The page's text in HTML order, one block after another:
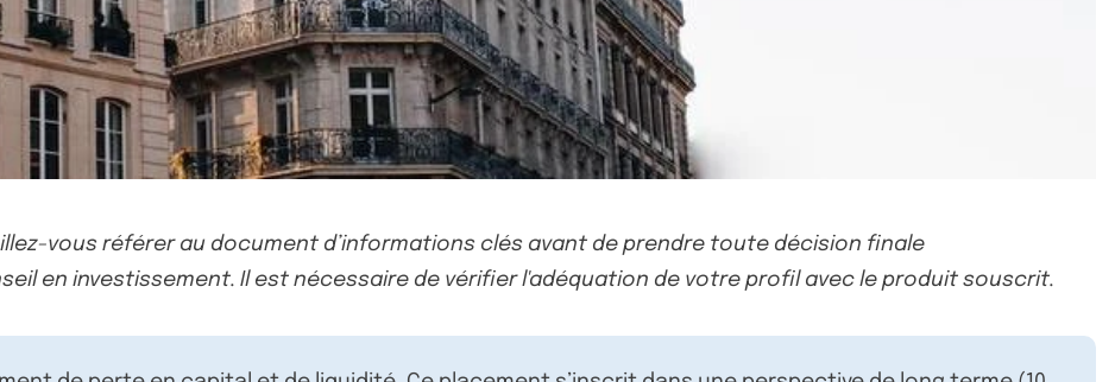
vous référer au document d’informations clés avant de prendre toute décision finale
en investissement. Il est nécessaire de vérifier l'adéquation de votre profil avec le produit souscrit.